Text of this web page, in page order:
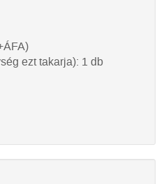
ezt takarja): 1 db